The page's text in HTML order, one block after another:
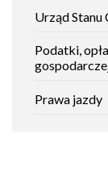
Urząd Stanu
Podatki,
Prawa jazdy